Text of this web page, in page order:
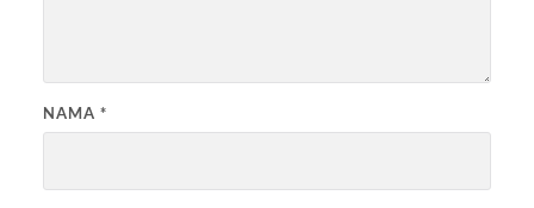
NAMA *